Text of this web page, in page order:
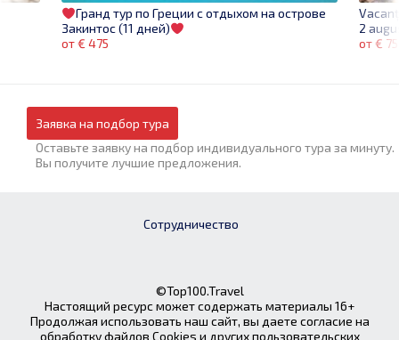
2
от €
Гранд тур по Греции с отдыхом на острове
Закинтос (11 дней)
от € 475
Заявка на подбор тура
Оставьте заявку на подбор индивидуального тура за минуту.
Вы получите лучшие предложения.
Сотрудничество
©Top100.Travel
Настоящий ресурс может содержать материалы 16+
Продолжая использовать наш сайт, вы даете согласие на
обработку файлов Cookies и других пользовательских